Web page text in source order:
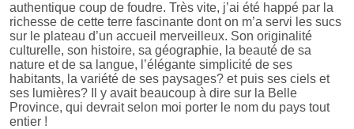
authentique coup de foudre. Très vite, j’ai été happé par la
richesse de cette terre fascinante dont on m’a servi les sucs
sur le plateau d’un accueil merveilleux. Son originalité
culturelle, son histoire, sa géographie, la beauté de sa
nature et de sa langue, l’élégante simplicité de ses
habitants, la variété de ses paysages? et puis ses ciels et
ses lumières? Il y avait beaucoup à dire sur la Belle
Province, qui devrait selon moi porter le nom du pays tout
entier !